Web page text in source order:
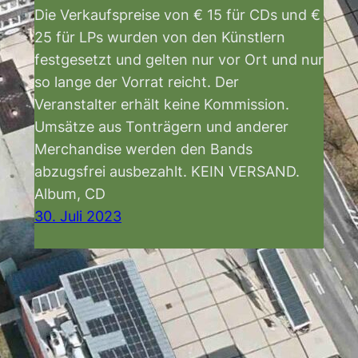
Die Verkaufspreise von € 15 für CDs und €
25 für LPs wurden von den Künstlern
festgesetzt und gelten nur vor Ort und nur
so lange der Vorrat reicht. Der
Veranstalter erhält keine Kommission.
Umsätze aus Tonträgern und anderer
Merchandise werden den Bands
abzugsfrei ausbezahlt. KEIN VERSAND.
Album, CD
30. Juli 2023